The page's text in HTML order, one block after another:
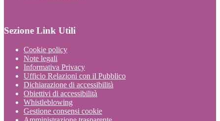
Sezione Link Utili
Cookie policy
Note legali
Informativa Privacy
Ufficio Relazioni con il Pubblico
Dichiarazione di accessibilità
Obiettivi di accessibilità
Whistleblowing
Gestione consensi cookie